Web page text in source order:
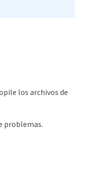
los archivos de
problemas.